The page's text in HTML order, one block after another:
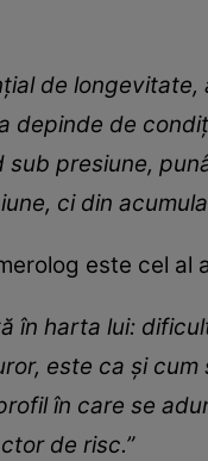
de
depinde de
sub presiune,
ci din
este cel
în harta lui:
este ca și
în care se
de risc.”